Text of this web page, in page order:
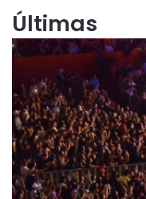
Últimas